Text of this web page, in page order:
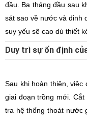
đầu. Ba tháng đầu sau
sát sao về nước và dinh
suy yếu sẽ cao dù thiết
Duy trì sự ổn định
Sau khi hoàn thiện, việc
giai đoạn trồng mới.
tra hệ thống thoát nước